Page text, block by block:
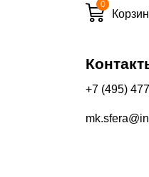
время:
0
+7 (495)